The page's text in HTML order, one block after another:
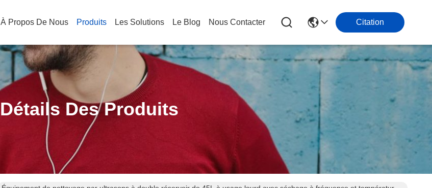
À Propos De Nous Produits Les Solutions Le Blog Nous Contacter Citation
Détails Des Produits